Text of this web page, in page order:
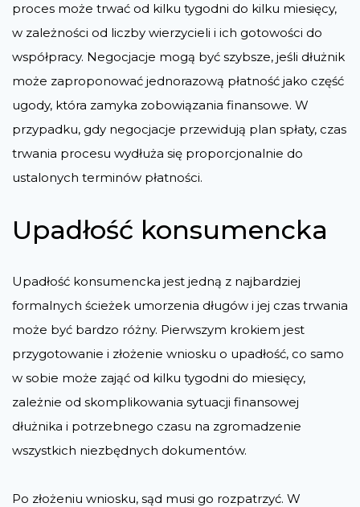
proces może trwać od kilku tygodni do kilku miesięcy,
w zależności od liczby wierzycieli i ich gotowości do
współpracy. Negocjacje mogą być szybsze, jeśli dłużnik
może zaproponować jednorazową płatność jako część
ugody, która zamyka zobowiązania finansowe. W
przypadku, gdy negocjacje przewidują plan spłaty, czas
trwania procesu wydłuża się proporcjonalnie do
ustalonych terminów płatności.
Upadłość konsumencka
Upadłość konsumencka jest jedną z najbardziej
formalnych ścieżek umorzenia długów i jej czas trwania
może być bardzo różny. Pierwszym krokiem jest
przygotowanie i złożenie wniosku o upadłość, co samo
w sobie może zająć od kilku tygodni do miesięcy,
zależnie od skomplikowania sytuacji finansowej
dłużnika i potrzebnego czasu na zgromadzenie
wszystkich niezbędnych dokumentów.
Po złożeniu wniosku, sąd musi go rozpatrzyć. W